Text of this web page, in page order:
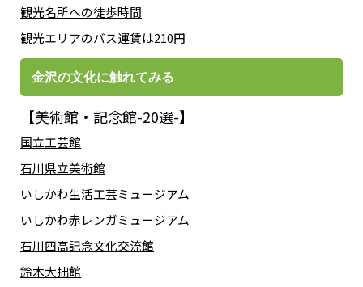
観光名所への徒歩時間
観光エリアのバス運賃は210円
金沢の文化に触れてみる
【美術館・記念館-20選-】
国立工芸館
石川県立美術館
いしかわ生活工芸ミュージアム
いしかわ赤レンガミュージアム
石川四高記念文化交流館
鈴木大拙館